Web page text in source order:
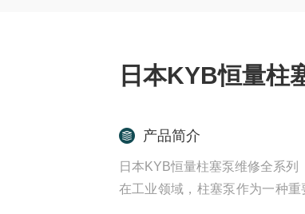
日本KYB恒量柱
产品简介
日本KYB恒量柱塞泵维修全系列
在工业领域，柱塞泵作为一种